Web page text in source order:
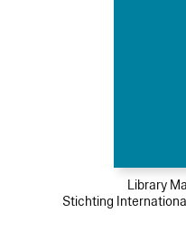
Library
Stichting